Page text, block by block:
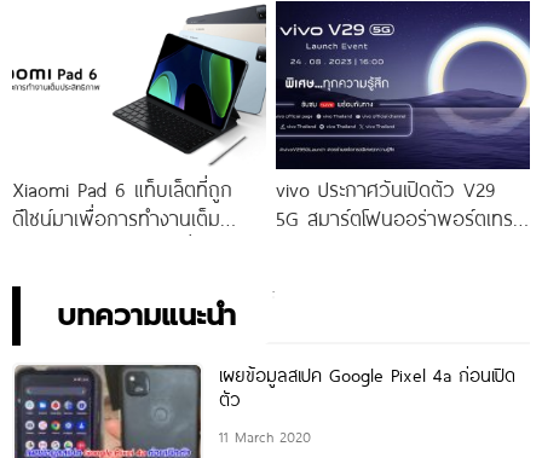
ราคาเริ่มต้นเพียง 14,999 บาท
จัดเต็มกับโปรโมชันพิเศษก่อนใคร
ราคาใหม่เพียง 4,599 บาท
เท่านั้น!
Xiaomi Pad 6 แท็บเล็ตที่ถูก
ดีไซน์มาเพื่อการทำงานเต็ม
vivo ประกาศวันเปิดตัว V29
5G สมาร์ตโฟนออร่าพอร์ตเทร
บทความแนะนำ
เผยข้อมูลสเปค Google Pixel 4a ก่อนเปิด
ตัว
11 March 2020